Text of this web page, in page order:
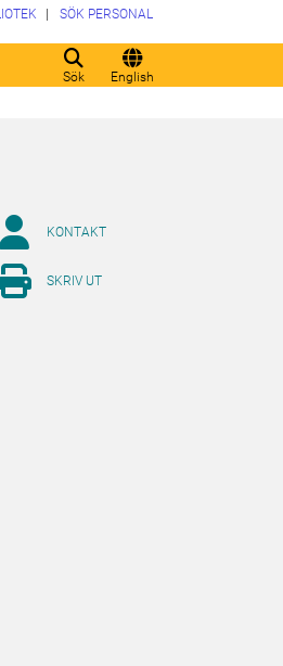
Sök English
SÖK PERSONAL
KONTAKT
SKRIV UT